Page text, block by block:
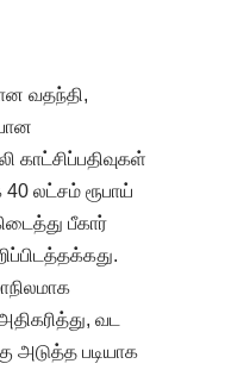
வதந்தி,
காட்சிப்பதிவுகள்
லட்சம் ரூபாய்
பீகார்
வட
அடுத்த படியாக